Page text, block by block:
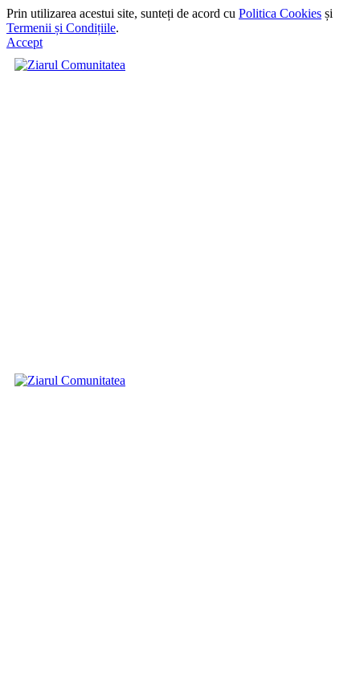
Prin utilizarea acestui site, sunteți de acord cu Politica Cookies și
Termenii și Condițiile.
Accept